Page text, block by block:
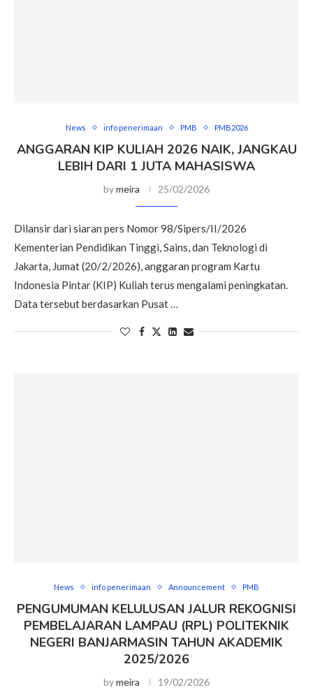
News info penerimaan PMB PMB2026
ANGGARAN KIP KULIAH 2026 NAIK, JANGKAU
LEBIH DARI 1 JUTA MAHASISWA
bymeira 25/02/2026
Dilansir dari siaran pers Nomor 98/Sipers/II/2026
Kementerian Pendidikan Tinggi, Sains, dan Teknologi di
Jakarta, Jumat (20/2/2026), anggaran program Kartu
Indonesia Pintar (KIP) Kuliah terus mengalami peningkatan.
Data tersebut berdasarkan Pusat …
News info penerimaan Announcement PMB
PENGUMUMAN KELULUSAN JALUR REKOGNISI
PEMBELAJARAN LAMPAU (RPL) POLITEKNIK
NEGERI BANJARMASIN TAHUN AKADEMIK
2025/2026
bymeira 19/02/2026